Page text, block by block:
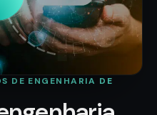
DE ENGENHARIA DE